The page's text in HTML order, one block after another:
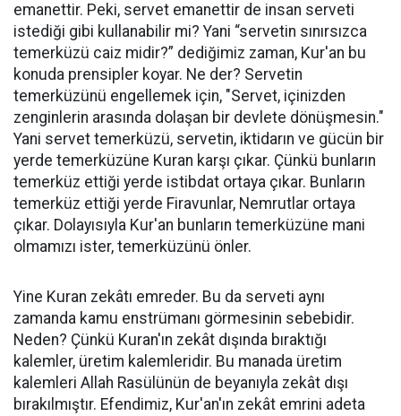
emanettir. Peki, servet emanettir de insan serveti
istediği gibi kullanabilir mi? Yani “servetin sınırsızca
temerküzü caiz midir?” dediğimiz zaman, Kur'an bu
konuda prensipler koyar. Ne der? Servetin
temerküzünü engellemek için, "Servet, içinizden
zenginlerin arasında dolaşan bir devlete dönüşmesin."
Yani servet temerküzü, servetin, iktidarın ve gücün bir
yerde temerküzüne Kuran karşı çıkar. Çünkü bunların
temerküz ettiği yerde istibdat ortaya çıkar. Bunların
temerküz ettiği yerde Firavunlar, Nemrutlar ortaya
çıkar. Dolayısıyla Kur'an bunların temerküzüne mani
olmamızı ister, temerküzünü önler.
Yine Kuran zekâtı emreder. Bu da serveti aynı
zamanda kamu enstrümanı görmesinin sebebidir.
Neden? Çünkü Kuran'ın zekât dışında bıraktığı
kalemler, üretim kalemleridir. Bu manada üretim
kalemleri Allah Rasülünün de beyanıyla zekât dışı
bırakılmıştır. Efendimiz, Kur'an'ın zekât emrini adeta